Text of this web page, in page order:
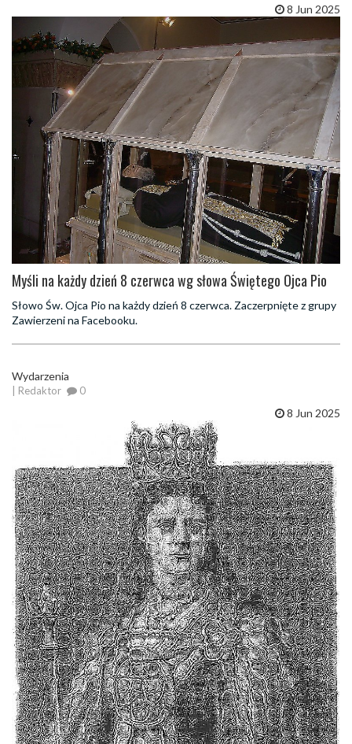
8 Jun 2025
Myśli na każdy dzień 8 czerwca wg słowa Świętego Ojca Pio
Słowo Św. Ojca Pio na każdy dzień 8 czerwca. Zaczerpnięte z grupy
Zawierzeni na Facebooku.
Wydarzenia
| Redaktor 0
8 Jun 2025